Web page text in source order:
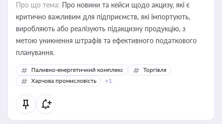
Про що тема: Про новини та кейси щодо акцизу, які є
критично важливим для підприємств, які імпортують,
виробляють або реалізують підакцизну продукцію, з
метою уникнення штрафів та ефективного податкового
планування.
Паливно-енергетичний комплекс
Торгівля
Харчова промисловість
+1